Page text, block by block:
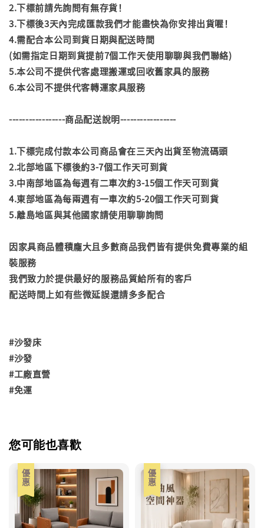
2.下標前請先詢問有無存貨！
3.下標後3天內完成匯款我們才能盡快為你安排出貨喔！
4.需配合本公司到貨日期與配送時間
(如需指定日期到貨提前7個工作天使用聊聊與我們聯絡)
5.本公司不提供代客處理搬運或回收舊家具的服務
6.本公司不提供代客轉運家具服務
-----------------商品配送說明-----------------
1.下標完成付款本公司商品會在三天內出貨至物流碼頭
2.北部地區下標後約3-7個工作天可到貨
3.中南部地區為每週有二車次約3-15個工作天可到貨
4.東部地區為每兩週有一車次約5-20個工作天可到貨
5.離島地區與其他國家請使用聊聊詢問
因家具商品體積龐大且多數商品我們皆有提供免費專業的組
裝服務
我們致力於提供最好的服務品質給所有的客戶
配送時間上如有些微延誤還請多多配合
#沙發床
#沙發
#工廠直營
#免運
您可能也喜歡
優惠 優惠